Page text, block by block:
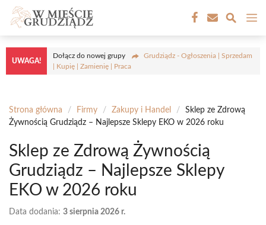
Przejdź
treści
UWAGA!
Dołącz do nowej grupy
Grudziądz - Ogłoszenia | Sprzedam
| Kupię | Zamienię | Praca
Strona główna / Firmy / Zakupy i Handel /
Sklep ze Zdrową
Żywnością Grudziądz – Najlepsze Sklepy EKO w 2026 roku
Sklep ze Zdrową Żywnością
Grudziądz – Najlepsze Sklepy
EKO w 2026 roku
Data dodania: 3 sierpnia 2026 r.